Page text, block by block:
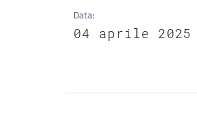
Data:
04 aprile 2025